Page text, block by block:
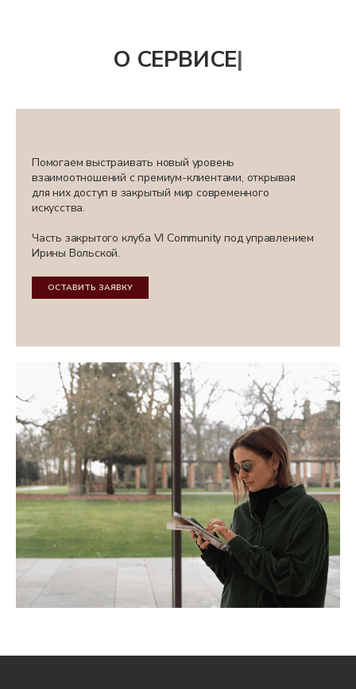
О СЕРВИСЕ|
Помогаем выстраивать новый уровень
взаимоотношений с премиум-клиентами, открывая
для них доступ в закрытый мир современного
искусства.
Часть закрытого клуба VI Community под управлением
Ирины Вольской.
ОСТАВИТЬ ЗАЯВКУ